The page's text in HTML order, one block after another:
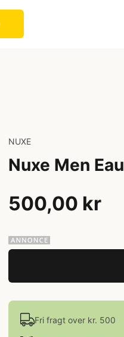
NUXE
Nuxe Men
500,00 kr
Fri fragt over kr. 500